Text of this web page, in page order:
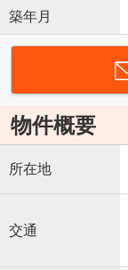
築年月
物件概要
所在地
交通